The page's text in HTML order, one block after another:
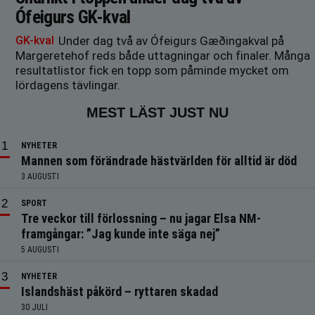
Ófeigurs GK-kval
GK-kval Under dag två av Ófeigurs Gæðingakval på
Margeretehof reds både uttagningar och finaler. Många
resultatlistor fick en topp som påminde mycket om
lördagens tävlingar.
MEST LÄST JUST NU
NYHETER
Mannen som förändrade hästvärlden för alltid är död
3 AUGUSTI
SPORT
Tre veckor till förlossning – nu jagar Elsa NM-
framgångar: ”Jag kunde inte säga nej”
5 AUGUSTI
NYHETER
Islandshäst påkörd – ryttaren skadad
30 JULI